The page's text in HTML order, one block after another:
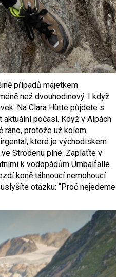
případů majetkem
než dvouhodinový. I když
Na Clara Hütte půjdete s
počasí. Když v Alpách
ráno, protože už kolem
které je východiskem
Strödenu plné. Zaplaťte v
k vodopádům Umbalfälle.
koně táhnoucí nemohoucí
otázku: “Proč nejedeme